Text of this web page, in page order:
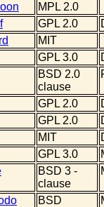
MPL 2.0
GPL 2.0
MIT
GPL 3.0
BSD 2.0
clause
GPL 2.0
GPL 2.0
MIT
GPL 3.0
BSD 3 -
clause
BSD